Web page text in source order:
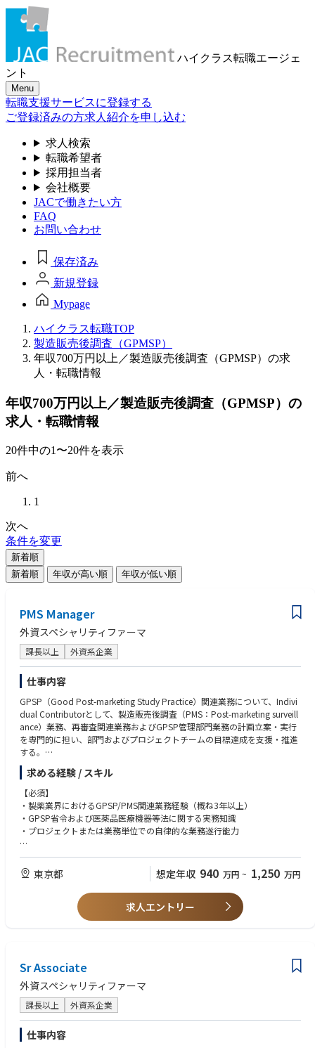
ハイクラス転職エージェ
ント
Menu
転職支援サービスに登録する
ご登録済みの方求人紹介を申し込む
求人検索
転職希望者
採用担当者
会社概要
JACで働きたい方
FAQ
お問い合わせ
保存済み
新規登録
Mypage
ハイクラス転職TOP
製造販売後調査（GPMSP）
年収700万円以上／製造販売後調査（GPMSP）の求
人・転職情報
年収700万円以上／製造販売後調査（GPMSP）の
求人・転職情報
20件中の1〜20件を表示
前へ
1
次へ
条件を変更
新着順
新着順
年収が高い順 年収が低い順
PMS Manager
外資スペシャリティファーマ
課長以上 外資系企業
仕事内容
GPSP（Good Post-marketing Study Practice）関連業務について、Indivi
dual Contributorとして、製造販売後調査（PMS：Post-marketing surveill
ance）業務、再審査関連業務およびGPSP管理部門業務の計画立案・実行
を専門的に担い、部門およびプロジェクトチームの目標達成を支援・推進
する。
プロジェクトチーム内ではリード的な役割を担い、ステークホルダーとの
連携を通じて、GPSP関連業務の品質と適時性の確保に貢献する。さら
に、製造販売後調査等管理責任者の業務をサポートし、必要に応じて代行
する。
求める経験 / スキル
【必須】
・製薬業界におけるGPSP/PMS関連業務経験（概ね3年以上）
・GPSP省令および医薬品医療機器等法に関する実務知識
・プロジェクトまたは業務単位での自律的な業務遂行能力
【望ましい】
・製造販売後調査の実務経験
・再審査申請・適合性調査の対応経験
・英語でのビジネスコミュニケーション能力（TOEIC：730点以上）
【免許と認定資格】
薬剤師免許：Preferred
東京都 想定年収 940 万円 ~ 1,250 万円
求人エントリー
Sr Associate
外資スペシャリティファーマ
課長以上 外資系企業
仕事内容